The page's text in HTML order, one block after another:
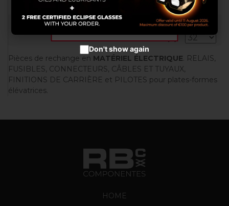
TRIER PAR
1 article(s)
Pièces de rechange en MATÉRIEL ÉLECTRIQUE. RELAIS,
FUSIBLES, CONNECTEURS, CÂBLES ET TUYAUX,
FINITIONS DE CARRIÈRE et PILOTES pour plates-formes
élévatrices.
HOME
Accepter les cookies
Don't show again